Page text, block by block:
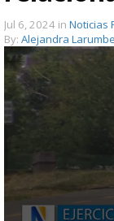
Jul 6, 2024 in Noticias
By: Alejandra Larumbe